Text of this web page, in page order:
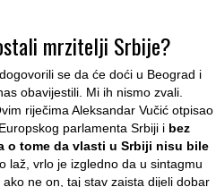
mrzitelji Srbije?
se da će doći u Beograd i
obavijestili. Mi ih nismo zvali.
riječima Aleksandar Vučić otpisao
parlamenta Srbiji i bez
o tome da vlasti u Srbiji nisu bile
laž, vrlo je izgledno da u sintagmu
ako ne on, taj stav zaista dijeli dobar